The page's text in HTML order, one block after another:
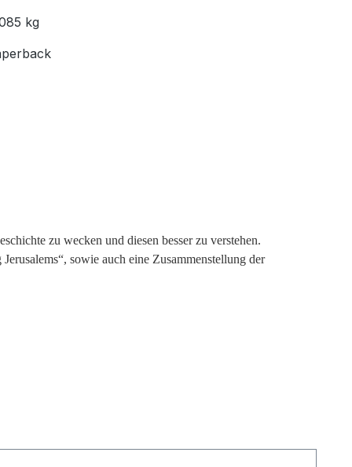
kg
zu wecken und diesen besser zu verstehen.
sowie auch eine Zusammenstel­lung der